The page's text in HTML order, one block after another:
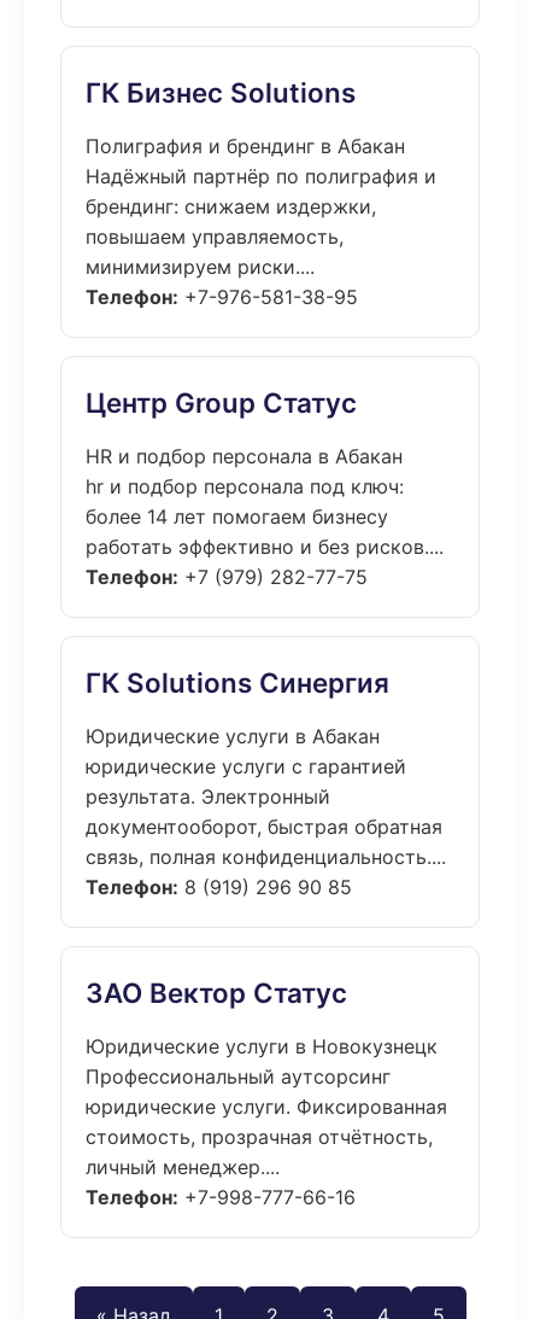
ГК Бизнес Solutions
Полиграфия и брендинг в Абакан
Надёжный партнёр по полиграфия и
брендинг: снижаем издержки,
повышаем управляемость,
минимизируем риски....
Телефон: +7-976-581-38-95
Центр Group Статус
HR и подбор персонала в Абакан
hr и подбор персонала под ключ:
более 14 лет помогаем бизнесу
работать эффективно и без рисков....
Телефон: +7 (979) 282-77-75
ГК Solutions Синергия
Юридические услуги в Абакан
юридические услуги с гарантией
результата. Электронный
документооборот, быстрая обратная
связь, полная конфиденциальность....
Телефон: 8 (919) 296 90 85
ЗАО Вектор Статус
Юридические услуги в Новокузнецк
Профессиональный аутсорсинг
юридические услуги. Фиксированная
стоимость, прозрачная отчётность,
личный менеджер....
Телефон: +7-998-777-66-16